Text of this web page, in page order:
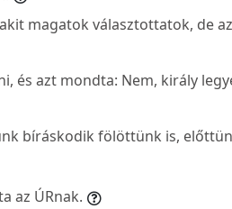
magatok választottatok, de
és azt mondta: Nem, király
bíráskodik fölöttünk is,
az ÚRnak.